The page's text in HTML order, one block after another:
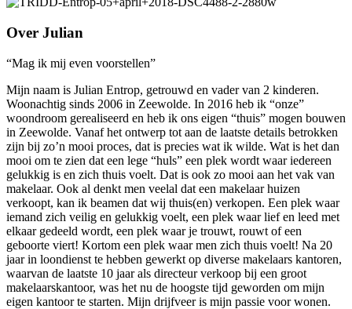
Over Julian
“Mag ik mij even voorstellen”
Mijn naam is Julian Entrop, getrouwd en vader van 2 kinderen.
Woonachtig sinds 2006 in Zeewolde. In 2016 heb ik “onze”
woondroom gerealiseerd en heb ik ons eigen “thuis” mogen bouwen
in Zeewolde. Vanaf het ontwerp tot aan de laatste details betrokken
zijn bij zo’n mooi proces, dat is precies wat ik wilde. Wat is het dan
mooi om te zien dat een lege “huls” een plek wordt waar iedereen
gelukkig is en zich thuis voelt. Dat is ook zo mooi aan het vak van
makelaar. Ook al denkt men veelal dat een makelaar huizen
verkoopt, kan ik beamen dat wij thuis(en) verkopen. Een plek waar
iemand zich veilig en gelukkig voelt, een plek waar lief en leed met
elkaar gedeeld wordt, een plek waar je trouwt, rouwt of een
geboorte viert! Kortom een plek waar men zich thuis voelt! Na 20
jaar in loondienst te hebben gewerkt op diverse makelaars kantoren,
waarvan de laatste 10 jaar als directeur verkoop bij een groot
makelaarskantoor, was het nu de hoogste tijd geworden om mijn
eigen kantoor te starten. Mijn drijfveer is mijn passie voor wonen.